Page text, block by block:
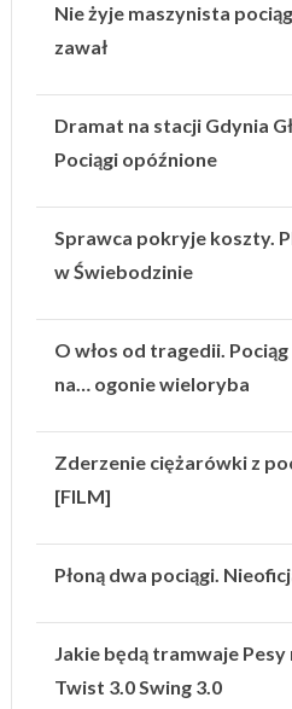
Nie żyje maszynista
zawał
Dramat na stacji Gdynia
Pociągi opóźnione
Sprawca pokryje koszty.
w Świebodzinie
O włos od tragedii.
na… ogonie wieloryba
Zderzenie ciężarówki z
[FILM]
Płoną dwa pociągi.
Jakie będą tramwaje
Twist 3.0 Swing 3.0